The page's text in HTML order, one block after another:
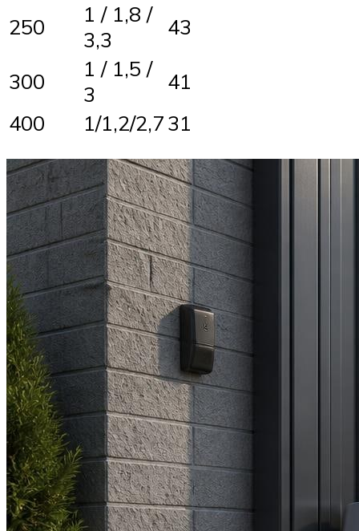
250
1 / 1,8 /
3,3
43
300
1 / 1,5 /
3
41
400
1/1,2/2,731